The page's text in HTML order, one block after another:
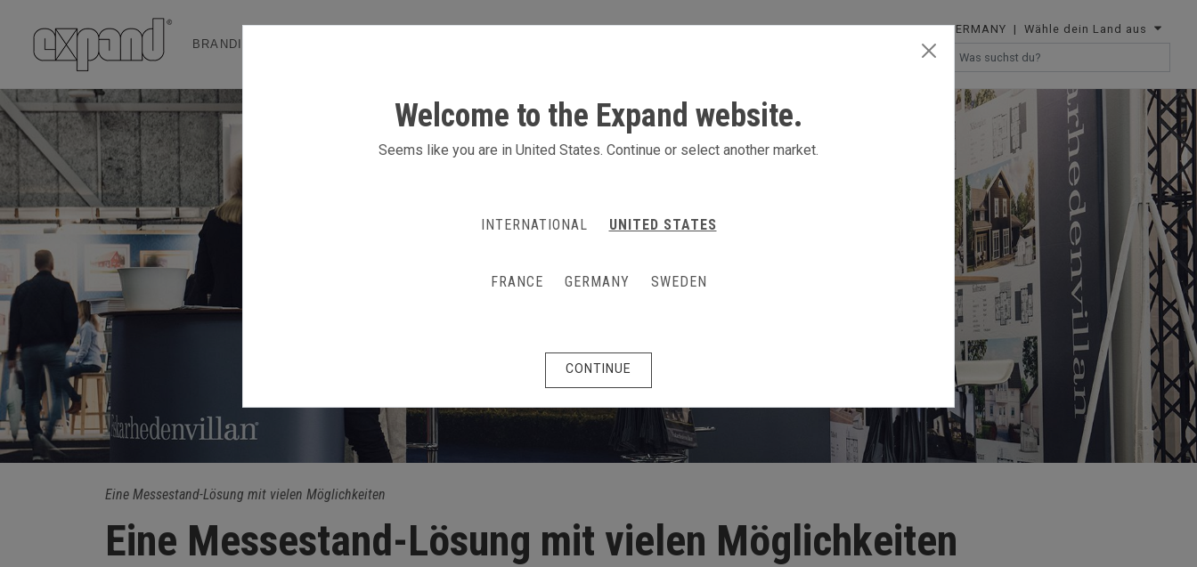
BRANDING & EVENT SOLUTIONS
GERMANY | Wähle dein Land aus
Eine Messestand-Lösung mit vielen Möglichkeiten
Eine Messestand-Lösung mit vielen Möglichkeiten
Welcome to the Expand website.
Seems like you are in United States. Continue or select another market.
INTERNATIONAL UNITED STATES
FRANCE GERMANY SWEDEN
CONTINUE